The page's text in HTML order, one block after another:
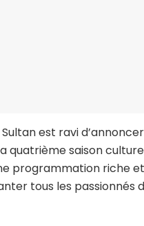
est ravi
quatrième saison
programmation riche
tous les passionnés